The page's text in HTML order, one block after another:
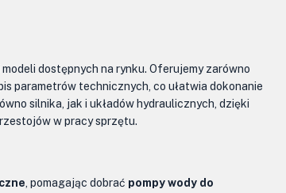
dostępnych na rynku. Oferujemy zarówno
parametrów technicznych, co ułatwia dokonanie
silnika, jak i układów hydraulicznych, dzięki
w pracy sprzętu.
, pomagając dobrać pompy wody do